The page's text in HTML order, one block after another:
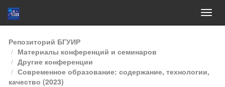
Skip
navigation
Репозиторий БГУИР
Материалы конференций и семинаров
Другие конференции
Современное образование: содержание, технологии,
качество (2023)